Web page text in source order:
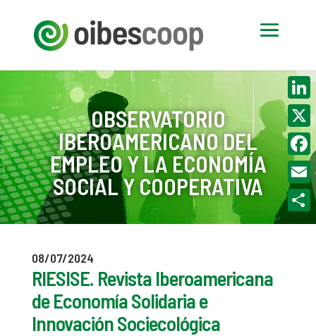
OBSERVATORIO
IBEROAMERICANO DEL
EMPLEO Y LA ECONOMÍA
SOCIAL Y COOPERATIVA
08/07/2024
RIESISE. Revista Iberoamericana
de Economía Solidaria e
Innovación Sociecológica
X
Email